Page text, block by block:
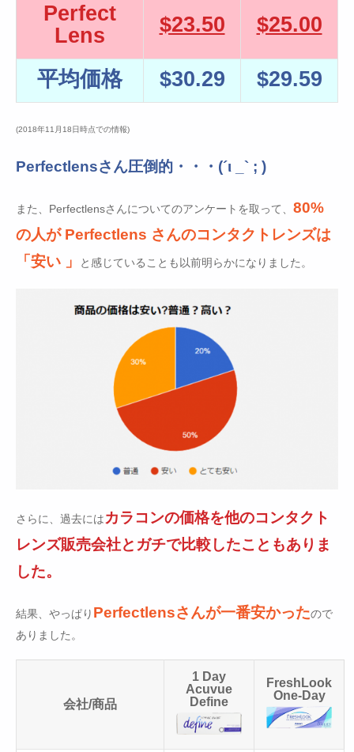
Perfect
Lens
$23.50 $25.00
平均価格 $30.29 $29.59
(2018年11月18日時点での情報)
Perfectlensさん圧倒的・・・(´ι _` ; )
また、Perfectlensさんについてのアンケートを取って、 80%
の人が Perfectlens さんのコンタクトレンズは
「安い 」
と感じていることも以前明らかになりました。
さらに、過去にはカラコンの価格を他のコンタクト
レンズ販売会社とガチで比較したこともありま
した。
結果、やっぱり Perfectlensさんが一番安かったので
ありました。
会社/商品
1 Day
Acuvue
Define
FreshLook
One-Day